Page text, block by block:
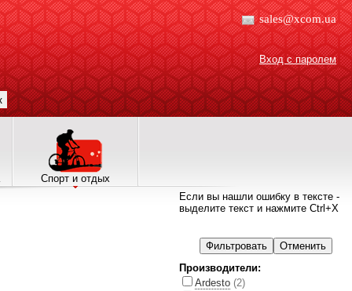
sales@xcom.ua
Вход с паролем
Спорт и отдых
Если вы нашли ошибку в тексте -
выделите текст и нажмите Ctrl+X
Производители:
Ardesto (2)